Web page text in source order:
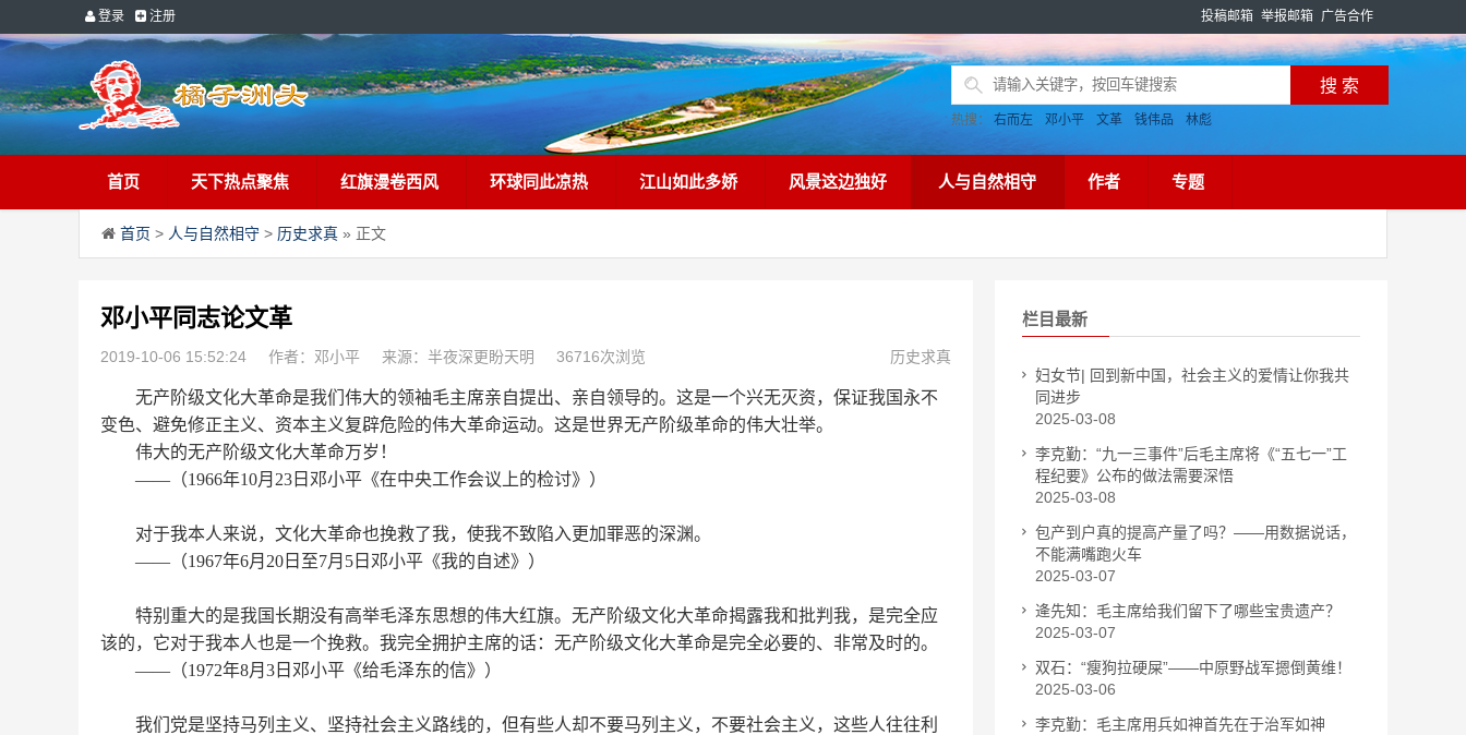
登录 注册 投稿邮箱 举报邮箱 广告合作
热搜： 右而左 邓小平 文革 钱伟品 林彪
首页 天下热点聚焦 红旗漫卷西风 环球同此凉热 江山如此多娇 风景这边独好 人与自然相守 作者 专题
首页 > 人与自然相守 > 历史求真 » 正文
邓小平同志论文革
2019-10-06 15:52:24 作者：邓小平 来源：半夜深更盼天明 36716次浏览 历史求真
无产阶级文化大革命是我们伟大的领袖毛主席亲自提出、亲自领导的。这是一个兴无灭资，保证我国永不
变色、避免修正主义、资本主义复辟危险的伟大革命运动。这是世界无产阶级革命的伟大壮举。
伟大的无产阶级文化大革命万岁！
—— （1966年10月 23 日邓小平《在中央工作会议上的检讨》）
对于我本人来说，文化大革命也挽救了我，使我不致陷入更加罪恶的深渊。
—— （1967年6月 20 日至7月 5 日邓小平《我的自述》）
特别重大的是我国长期没有高举毛泽东思想的伟大红旗。无产阶级文化大革命揭露我和批判我，是完全应
该的，它对于我本人也是一个挽救。我完全拥护主席的话：无产阶级文化大革命是完全必要的、非常及时的。
—— （1972年8月 3 日邓小平《给毛泽东的信》）
我们党是坚持马列主义、坚持社会主义路线的，但有些人却不要马列主义，不要社会主义，这些人往往利
栏目最新
妇女节| 回到新中国，社会主义的爱情让你我共
同进步
2025-03-08
李克勤：“九一三事件”后毛主席将《“五七一”工
程纪要》公布的做法需要深悟
2025-03-08
包产到户真的提高产量了吗？——用数据说话，
不能满嘴跑火车
2025-03-07
逄先知：毛主席给我们留下了哪些宝贵遗产？
2025-03-07
双石：“瘦狗拉硬屎”——中原野战军摁倒黄维！
2025-03-06
李克勤：毛主席用兵如神首先在于治军如神